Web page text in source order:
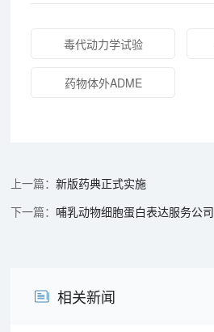
毒代动力学试验
药物体外ADME
新版药典正式实施
哺乳动物细胞蛋白表达服务公司
相关新闻